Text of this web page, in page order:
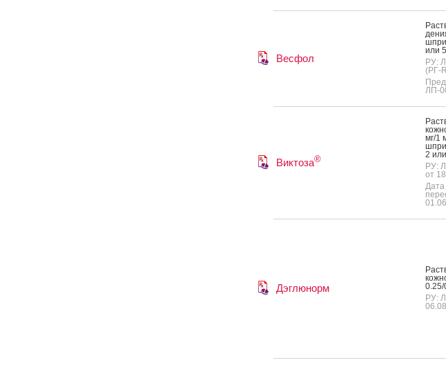
Весфол
или
РУ:
(РГ-
ЛП-
Виктоза®
мг/1
2
РУ:
от
Дата
Дэглюнорм
0.25/
РУ: